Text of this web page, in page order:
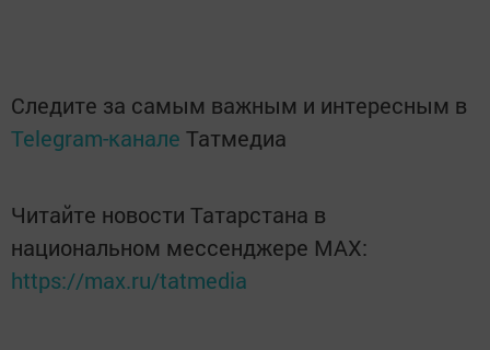
Следите за самым важным и интересным в
Telegram-канале Татмедиа
Читайте новости Татарстана в
национальном мессенджере MАХ:
https://max.ru/tatmedia